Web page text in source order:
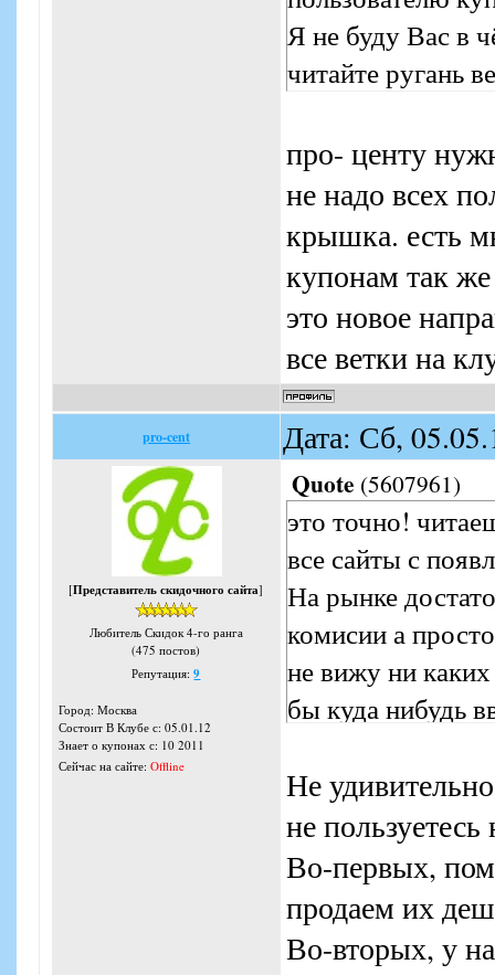
Я не буду Вас в
читайте ругань
про- центу
не надо всех
крышка. есть
купонам так
это новое
все ветки на
pro-cent Дата: Сб,
[Представитель скидочного сайта]
Любитель Скидок 4-го ранга
(475 постов)
Репутация:9
Город: Москва
Состоит В Клубе с: 05.01.12
Знает о купонах с: 10 2011
Сейчас на сайте: Offline
Quote (5607961)
это точно!
все сайты с
На рынке
комисии а
не вижу ни
бы куда нибудь
Не
не
Во-первых,
продаем их
Во-вторых, у